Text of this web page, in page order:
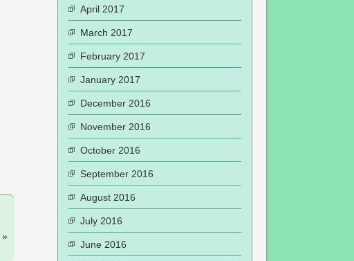
»
April 2017
March 2017
February 2017
January 2017
December 2016
November 2016
October 2016
September 2016
August 2016
July 2016
June 2016